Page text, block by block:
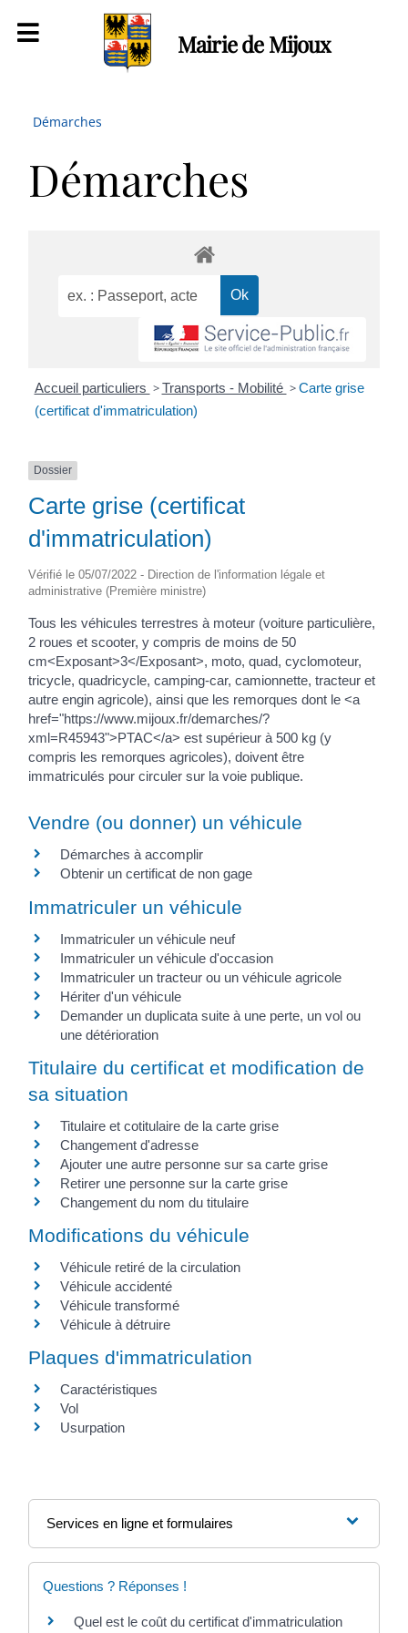
Mairie de Mijoux
Démarches
Démarches
Accueil particuliers > Transports - Mobilité > Carte grise
(certificat d'immatriculation)
Dossier
Carte grise (certificat
d'immatriculation)
Vérifié le 05/07/2022 - Direction de l'information légale et
administrative (Première ministre)
Tous les véhicules terrestres à moteur (voiture particulière,
2 roues et scooter, y compris de moins de 50
cm<Exposant>3</Exposant>, moto, quad, cyclomoteur,
tricycle, quadricycle, camping-car, camionnette, tracteur et
autre engin agricole), ainsi que les remorques dont le <a
href="https://www.mijoux.fr/demarches/?
xml=R45943">PTAC</a> est supérieur à 500 kg (y
compris les remorques agricoles), doivent être
immatriculés pour circuler sur la voie publique.
Vendre (ou donner) un véhicule
Démarches à accomplir
Obtenir un certificat de non gage
Immatriculer un véhicule
Immatriculer un véhicule neuf
Immatriculer un véhicule d'occasion
Immatriculer un tracteur ou un véhicule agricole
Hériter d'un véhicule
Demander un duplicata suite à une perte, un vol ou
une détérioration
Titulaire du certificat et modification de
sa situation
Titulaire et cotitulaire de la carte grise
Changement d'adresse
Ajouter une autre personne sur sa carte grise
Retirer une personne sur la carte grise
Changement du nom du titulaire
Modifications du véhicule
Véhicule retiré de la circulation
Véhicule accidenté
Véhicule transformé
Véhicule à détruire
Plaques d'immatriculation
Caractéristiques
Vol
Usurpation
Services en ligne et formulaires
Questions ? Réponses !
Quel est le coût du certificat d'immatriculation